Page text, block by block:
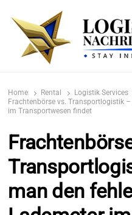
Home Rental
Logistik Services
Frachtenbörse vs. Transportlogistik
im Transportwesen findet
man den